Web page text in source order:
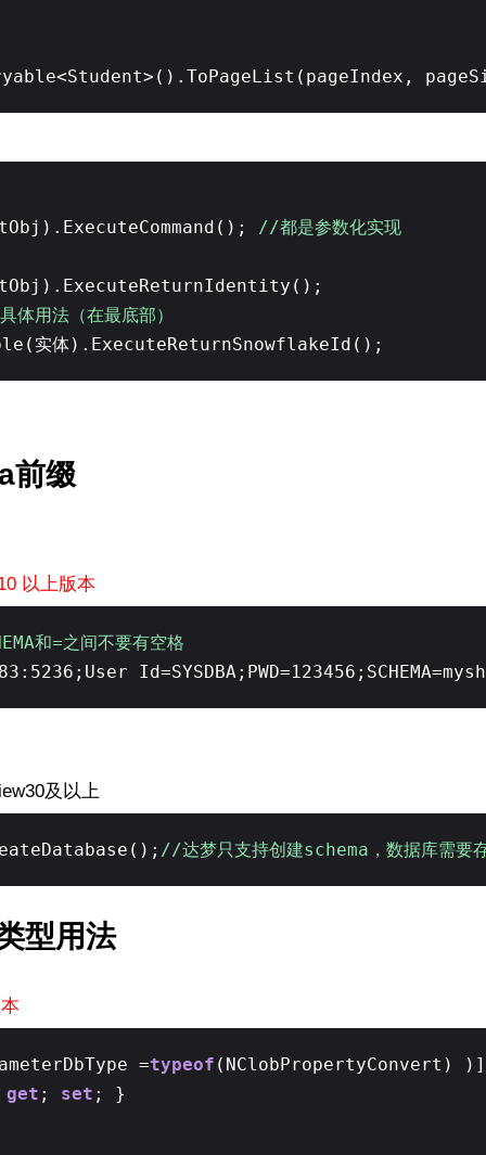
//都是参数化实现
用法（在最底部）
实体).ExecuteReturnSnowflakeId();
前缀
以上版本
和=之间不要有空格
及以上
//达梦只支持创建schema，数据库需要
型用法
=typeof (NClobPropertyConvert) )]
get ; set ; }